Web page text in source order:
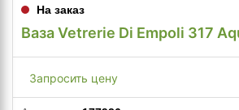
На заказ
Ваза Vetrerie Di Empoli 317
Запросить цену